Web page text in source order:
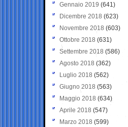
Gennaio 2019 (641)
Dicembre 2018 (623)
Novembre 2018 (603)
Ottobre 2018 (631)
Settembre 2018 (586)
Agosto 2018 (362)
Luglio 2018 (562)
Giugno 2018 (563)
Maggio 2018 (634)
Aprile 2018 (547)
Marzo 2018 (599)